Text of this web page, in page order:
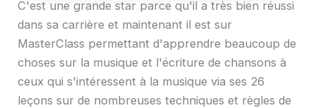
C'est une grande star parce qu'il a très bien réussi
dans sa carrière et maintenant il est sur
MasterClass permettant d'apprendre beaucoup de
choses sur la musique et l'écriture de chansons à
ceux qui s'intéressent à la musique via ses 26
leçons sur de nombreuses techniques et règles de